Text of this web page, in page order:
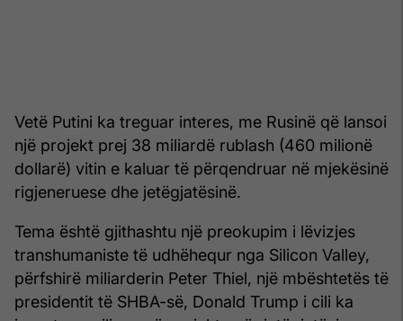
Vetë Putini ka treguar interes, me Rusinë që lansoi
një projekt prej 38 miliardë rublash (460 milionë
dollarë) vitin e kaluar të përqendruar në mjekësinë
rigjeneruese dhe jetëgjatësinë.
Tema është gjithashtu një preokupim i lëvizjes
transhumaniste të udhëhequr nga Silicon Valley,
përfshirë miliarderin Peter Thiel, një mbështetës të
presidentit të SHBA-së, Donald Trump i cili ka